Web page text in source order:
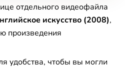
отдельного видеофайла
искусство (2008),
произведения
удобства, чтобы вы могли